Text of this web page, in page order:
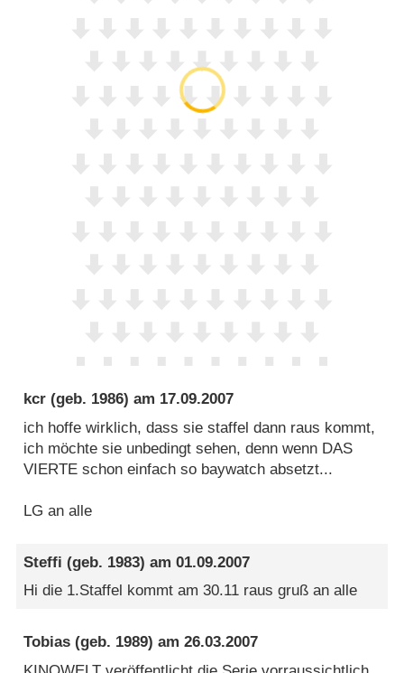
kcr (geb. 1986) am 17.09.2007
ich hoffe wirklich, dass sie staffel dann raus kommt,
ich möchte sie unbedingt sehen, denn wenn DAS
VIERTE schon einfach so baywatch absetzt...
LG an alle
Steffi (geb. 1983) am01.09.2007
Hi die 1.Staffel kommt am 30.11 raus gruß an alle
Tobias (geb. 1989) am26.03.2007